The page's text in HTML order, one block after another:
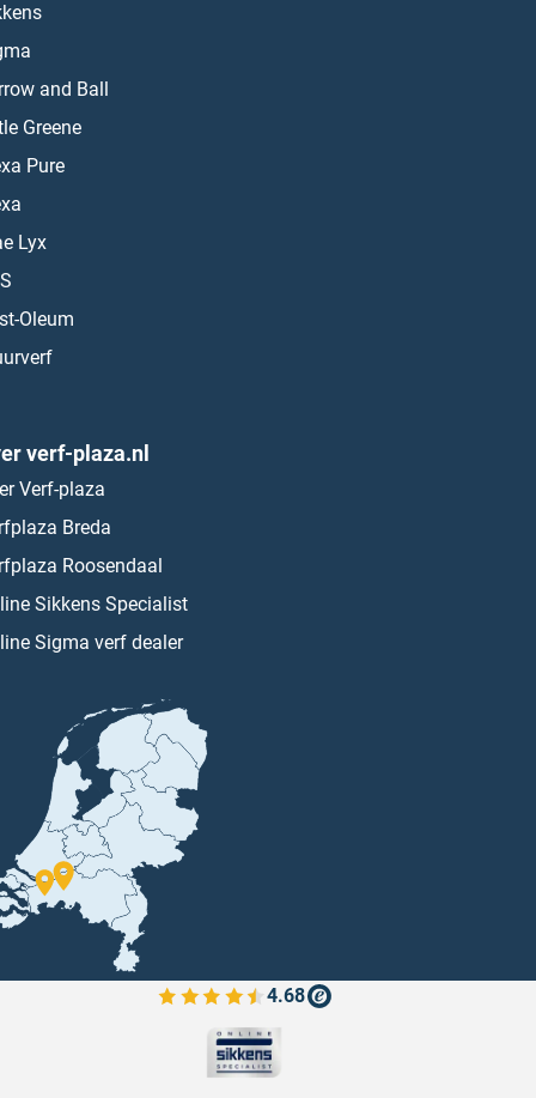
and Ball
Greene
Pure
Lyx
Oleum
verf-plaza.nl
Verf-plaza
Breda
Roosendaal
Sikkens Specialist
Sigma verf dealer
4.68
Bekijk de verfplaza beoordelingen